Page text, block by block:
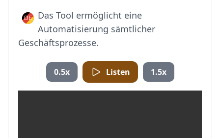
Das Tool ermöglicht eine
Automatisierung sämtlicher
Geschäftsprozesse.
0.5x Listen 1.5x